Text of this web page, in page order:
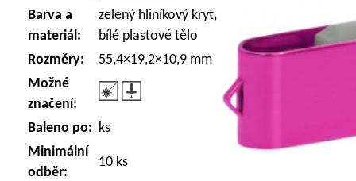
Barva a
materiál:
zelený hliníkový kryt,
bílé plastové tělo
Rozměry:
55,4×19,2×10,9 mm
Možné
značení:
Baleno po: ks
Minimální
odběr:
10 ks